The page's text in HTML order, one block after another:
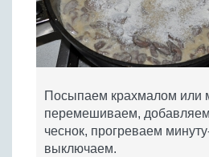
Посыпаем крахмалом или
перемешиваем,
чеснок, прогреваем
выключаем.